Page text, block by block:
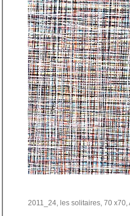
2011_24, les solitaires, 70